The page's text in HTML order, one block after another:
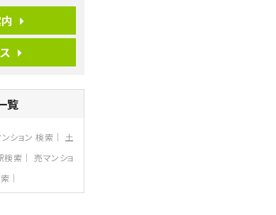
ビングと水まわり
4ＳＬＤＫ
海老名駅
3,680万円
4ＬＤＫ
覧
ション 検索
土
検索
売マンショ